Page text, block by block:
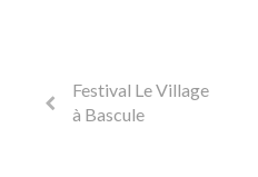
Festival Le Village
à Bascule